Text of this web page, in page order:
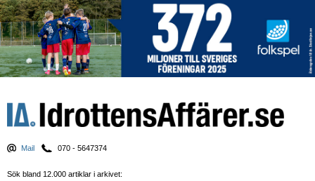
Mail 070 - 5647374
Sök bland 12.000 artiklar i arkivet: